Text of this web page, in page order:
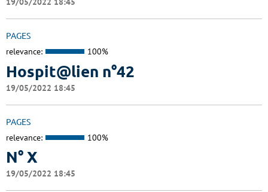
PAGES
relevance: 100%
Hospit@lien n°42
19/05/2022 18:45
PAGES
relevance: 100%
N° X
19/05/2022 18:45